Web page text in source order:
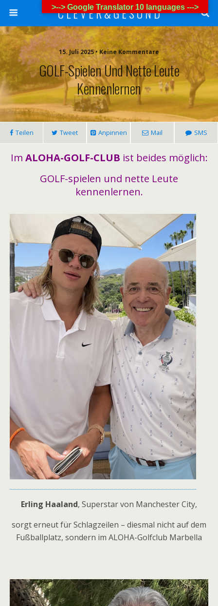
C L E V E R & G E S U N D
15. Juli 2025 • Keine Kommentare
GOLF-Spielen Und Nette Leute
Kennenlernen
Teilen Tweet Anpinnen Mail SMS
Im ALOHA-GOLF-CLUB ist beides möglich:
GOLF-spielen und nette Leute
kennenlernen.
Erling Haaland, Superstar von Manchester City,
sorgt erneut für Schlagzeilen – diesmal nicht auf dem
Fußballplatz, sondern im ALOHA-Golfclub Marbella
>--> Google Translator 10 languages --->